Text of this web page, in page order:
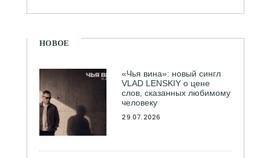
НОВОЕ
«Чья вина»: новый сингл
VLAD LENSKIY о цене
слов, сказанных любимому
человеку
29.07.2026